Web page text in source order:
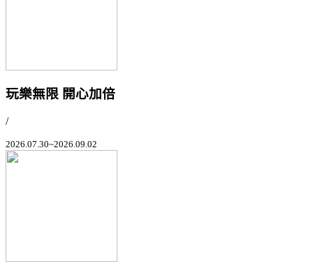
玩樂無限 開心加倍
/
2026.07.30~2026.09.02